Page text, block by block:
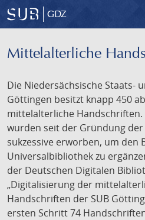
GDZ
Mittelalterliche
Die Niedersächsische Staats-
Göttingen besitzt knapp 450
mittelalterliche
wurden seit der Gründung der
sukzessive erworben, um den
Universalbibliothek zu
der Deutschen Digitalen
„Digitalisierung der
Handschriften der SUB
ersten Schritt 74